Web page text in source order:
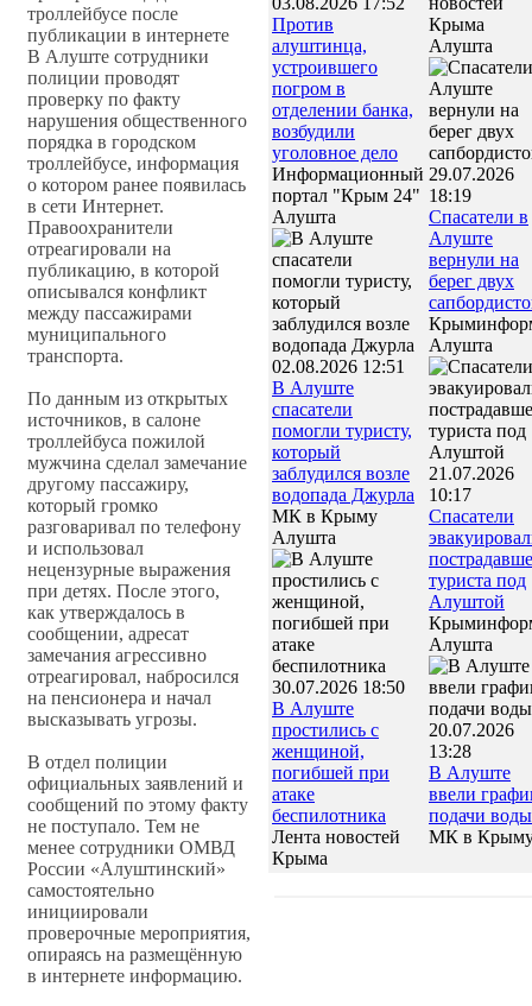
В Алуште сотрудники
полиции проводят
проверку по факту
нарушения общественного
порядка в городском
троллейбусе, информация
о котором ранее появилась
в сети Интернет.
Правоохранители
отреагировали на
публикацию, в которой
описывался конфликт
между пассажирами
муниципального
транспорта.
По данным из открытых
источников, в салоне
троллейбуса пожилой
мужчина сделал замечание
другому пассажиру,
который громко
разговаривал по телефону
и использовал
нецензурные выражения
при детях. После этого,
как утверждалось в
сообщении, адресат
замечания агрессивно
отреагировал, набросился
на пенсионера и начал
высказывать угрозы.
В отдел полиции
официальных заявлений и
сообщений по этому факту
не поступало. Тем не
менее сотрудники ОМВД
России «Алуштинский»
самостоятельно
инициировали
проверочные мероприятия,
опираясь на размещённую
в интернете информацию.
Против
алуштинца,
устроившего
погром в
отделении банка,
возбудили
уголовное дело
Информационный
портал "Крым 24"
Алушта
02.08.2026 12:51
В Алуште
спасатели
помогли туристу,
который
заблудился возле
водопада Джурла
МК в Крыму
Алушта
30.07.2026 18:50
В Алуште
простились с
женщиной,
погибшей при
атаке
беспилотника
Лента новостей
Крыма
Крыма
Алушта
29.07.2026
18:19
Спасатели в
Алуште
вернули на
берег двух
Алушта
21.07.2026
10:17
Спасатели
туриста под
Алуштой
Алушта
20.07.2026
13:28
В Алуште
ввели
подачи воды
МК в